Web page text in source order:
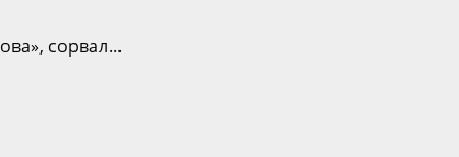
сорвал...